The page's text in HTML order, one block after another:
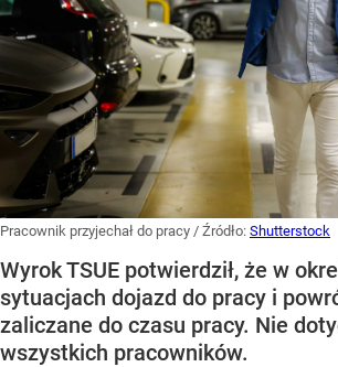
Pracownik przyjechał do pracy / Źródło: Shutterstock
Wyrok TSUE potwierdził, że w
sytuacjach dojazd do pracy i
zaliczane do czasu pracy. Nie
wszystkich pracowników.